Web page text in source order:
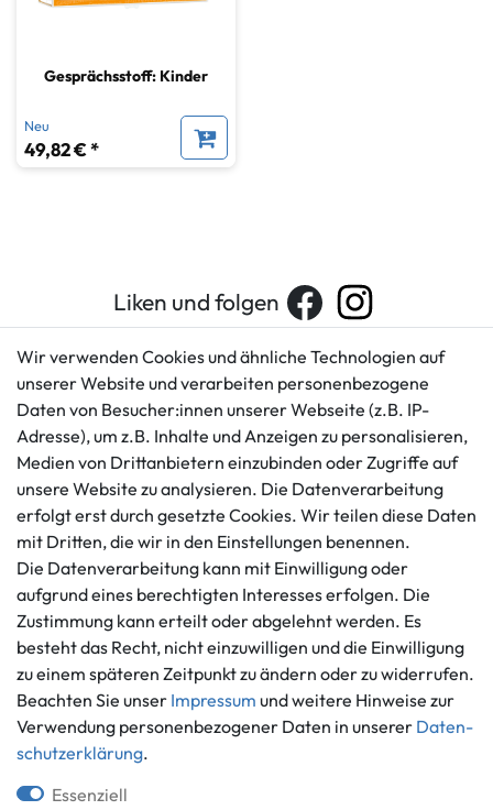
Gesprächsstoff: Kinder
Neu
49,82 € *
Liken und folgen
Kundenservice
+49 421 596586
Mo. - Fr. 9 - 16 Uhr
info@gameworld.de
Kontaktformular
Rechtliches
AGB
Impressum
Datenschutzerklärung
Barrierefreiheitserklärung
Widerrufs­recht
Vertrag widerrufen
Informationen
Ankauf
Über uns
Häufig gestellte Fragen
Zahlung und Versand
Batterieentsorgung
Zahlungsmöglichkeiten
Wir verwenden Cookies und ähnliche Technologien auf
unserer Website und verarbeiten personenbezogene
Daten von Besucher:innen unserer Webseite (z.B. IP-
Adresse), um z.B. Inhalte und Anzeigen zu personalisieren,
Medien von Drittanbietern einzubinden oder Zugriffe auf
unsere Website zu analysieren. Die Datenverarbeitung
erfolgt erst durch gesetzte Cookies. Wir teilen diese Daten
mit Dritten, die wir in den Einstellungen benennen.
Die Datenverarbeitung kann mit Einwilligung oder
aufgrund eines berechtigten Interesses erfolgen. Die
Zustimmung kann erteilt oder abgelehnt werden. Es
besteht das Recht, nicht einzuwilligen und die Einwilligung
zu einem späteren Zeitpunkt zu ändern oder zu widerrufen.
Beachten Sie unser Impressum und weitere Hinweise zur
Verwendung personenbezogener Daten in unserer Daten­
schutz­erklärung.
Essenziell